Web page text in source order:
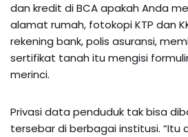
dan kredit di BCA apakah Anda
alamat rumah, fotokopi KTP dan
rekening bank, polis asuransi,
sertifikat tanah itu mengisi
merinci.
Privasi data penduduk tak bisa
tersebar di berbagai institusi. “Itu